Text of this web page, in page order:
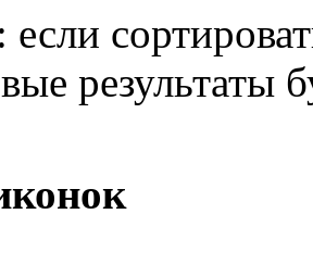
результаты